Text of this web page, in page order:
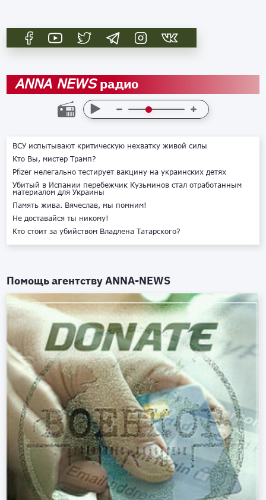
ANNA NEWSрадио
ВСУ испытывают критическую нехватку живой силы
Кто Вы, мистер Трамп?
Pfizer нелегально тестирует вакцину на украинских детях
Убитый в Испании перебежчик Кузьминов стал отработанным
материалом для Украины
Память жива. Вячеслав, мы помним!
Не доставайся ты никому!
Кто стоит за убийством Владлена Татарского?
Помощь агентствуANNA-NEWS